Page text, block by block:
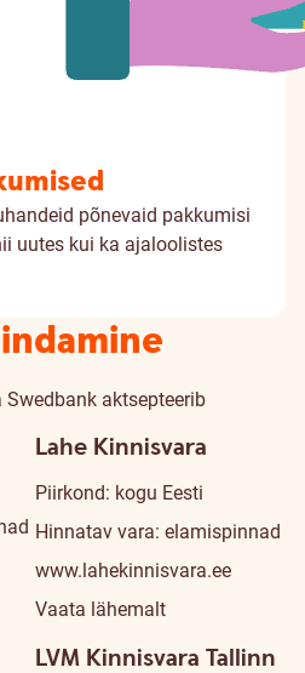
põnevaid pakkumisi
uutes kui ka ajaloolistes
aktsepteerib
Lahe Kinnisvara
Piirkond: kogu Eesti
Hinnatav vara: elamispinnad
www.lahekinnisvara.ee
Vaata lähemalt
LVM Kinnisvara Tallinn